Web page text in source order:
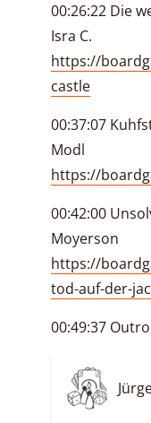
00:26:22 Die
Isra C.
https://
castle
00:37:07
Modl
https://
00:42:00
Moyerson
https://
tod-auf-der-
00:49:37 Outro